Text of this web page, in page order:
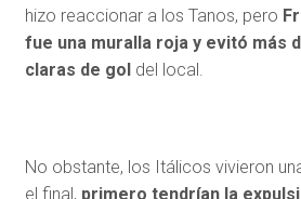
hizo reaccionar a los Tanos, pero
fue una muralla roja y evitó más
claras de goldel local.
No obstante, los Itálicos vivieron
el final, primero tendrían la